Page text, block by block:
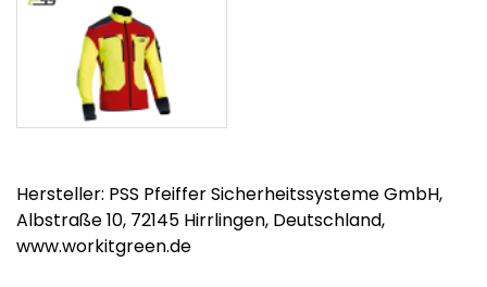
Hersteller: PSS Pfeiffer Sicherheitssysteme GmbH,
Albstraße 10, 72145 Hirrlingen, Deutschland,
www.workitgreen.de